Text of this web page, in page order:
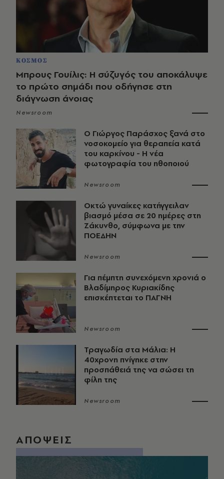
ΚΟΣΜΟΣ
Μπρους Γουίλις: Η σύζυγός του αποκάλυψε
το πρώτο σημάδι που οδήγησε στη
διάγνωση άνοιας
Newsroom
O Γιώργος Παράσχος ξανά στο
νοσοκομείο για θεραπεία κατά
του καρκίνου - Η νέα
φωτογραφία του ηθοποιού
Newsroom
Οκτώ γυναίκες κατήγγειλαν
βιασμό μέσα σε 20 ημέρες στη
Ζάκυνθο, σύμφωνα με την
ΠΟΕΔΗΝ
Newsroom
Για πέμπτη συνεχόμενη χρονιά ο
Βλαδίμηρος Κυριακίδης
επισκέπτεται το ΠΑΓΝΗ
Newsroom
Τραγωδία στα Μάλια: Η
40χρονη πνίγηκε στην
προσπάθειά της να σώσει τη
φίλη της
Newsroom
ΑΠΟΨΕΙΣ